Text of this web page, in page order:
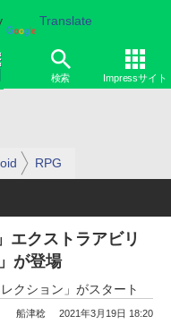
Translate
検索 Impressサイト
RPG
エクストラアビリ
が登場
クション」がスタート
船津稔 2021年3月19日 18:20